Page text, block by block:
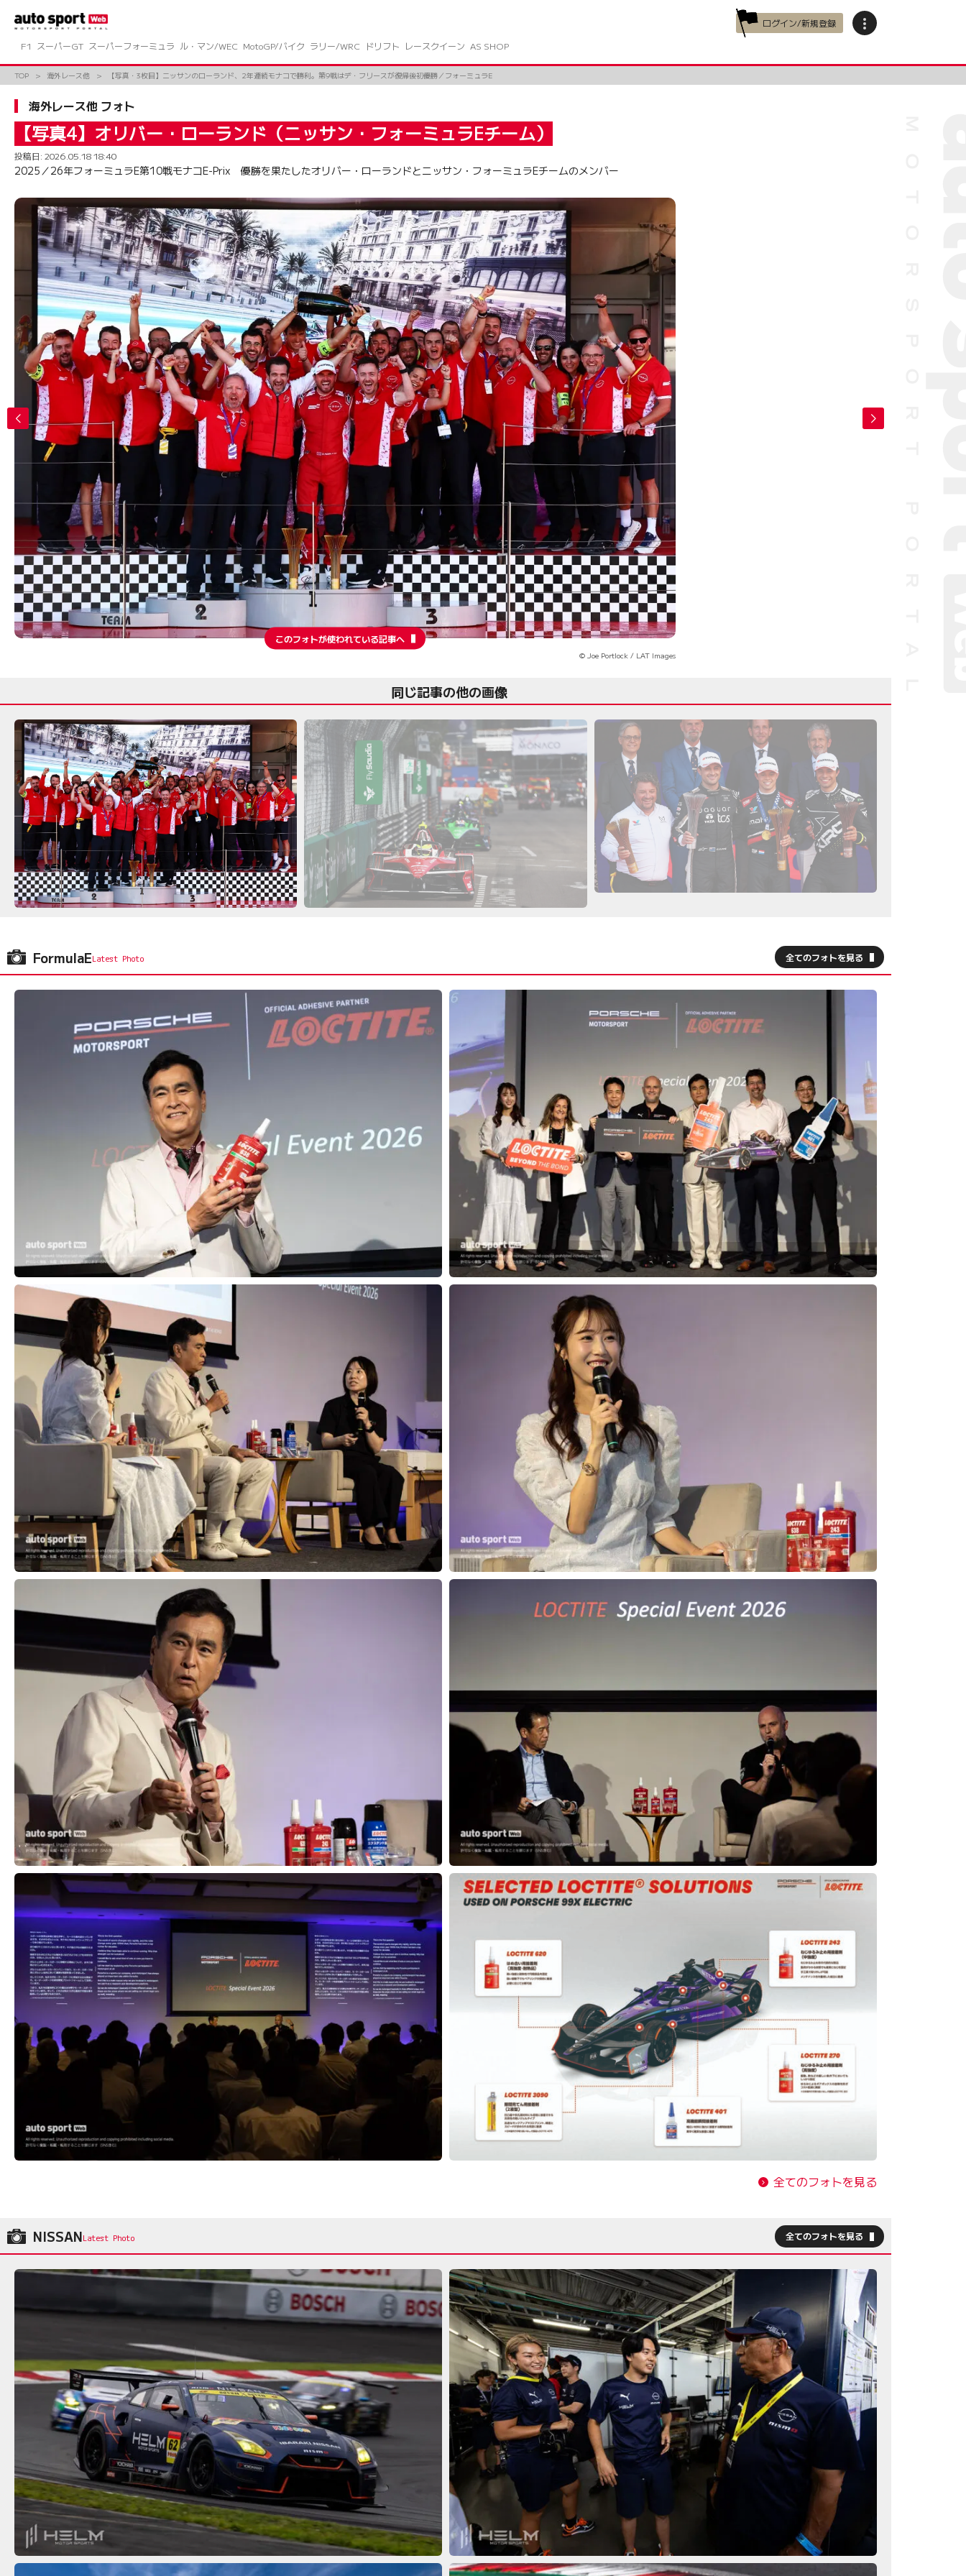
ツ
ス
ログイン/新規登録
F1
スーパーGT スーパーフォーミュラ ル・マン/WEC MotoGP/バイク ラリー/WRC ドリフト レースクイーン AS SHOP
TOP 海外レース他 【写真・3枚目】ニッサンのローランド、2年連続モナコで勝利。第9戦はデ・フリースが復帰後初優勝／フォーミュラE
海外レース他 フォト
【写真4】オリバー・ローランド（ニッサン・フォーミュラEチーム）
投稿日: 2026.05.18 18:40
2025／26年フォーミュラE第10戦モナコE-Prix 優勝を果たしたオリバー・ローランドとニッサン・フォーミュラEチームのメンバー
このフォトが使われている記事へ
© Joe Portlock / LAT Images
同じ記事の他の画像
FormulaE 全てのフォトを見る
全てのフォトを見る
NISSAN 全てのフォトを見る